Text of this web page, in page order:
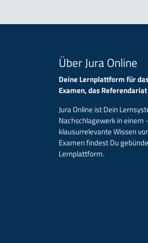
Über Jura Online
Deine Lernplattform für
Examen, das
Jura Online ist Dein
Nachschlagewerk in einem
klausurrelevante Wissen
Examen findest Du
Lernplattform.